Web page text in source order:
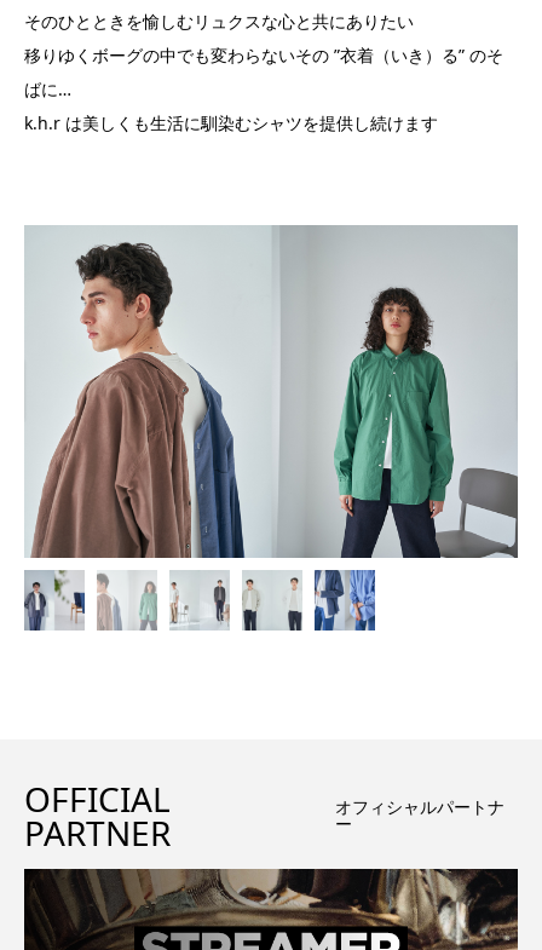
そのひとときを愉しむリュクスな心と共にありたい
移りゆくボーグの中でも変わらないその ”衣着（いき）る” のそ
ばに…
k.h.r は美しくも生活に馴染むシャツを提供し続けます
OFFICIAL
PARTNER
オフィシャルパートナ
ー